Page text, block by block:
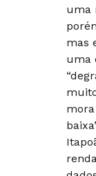
uma
mas
uma